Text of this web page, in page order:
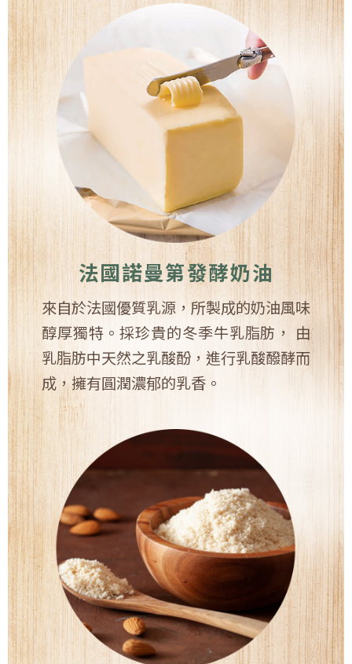
法國諾曼第發酵奶油
來自於法國優質乳源，所製成的奶油風味
醇厚獨特。採珍貴的冬季牛乳脂肪， 由
乳脂肪中天然之乳酸酚，進行乳酸醱酵而
成，擁有圓潤濃郁的乳香。